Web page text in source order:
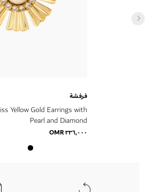
فرفشة
Yellow Gold Earrings with
Pearl and Diamond
٣٣٦٫٠٠٠ OMR